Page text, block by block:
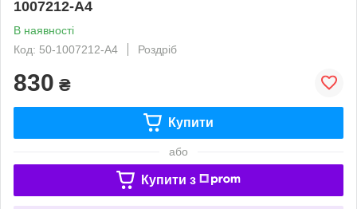
1007212-А4
В наявності
Код: 50-1007212-А4
Роздріб
830 ₴
Купити
або
Купити з